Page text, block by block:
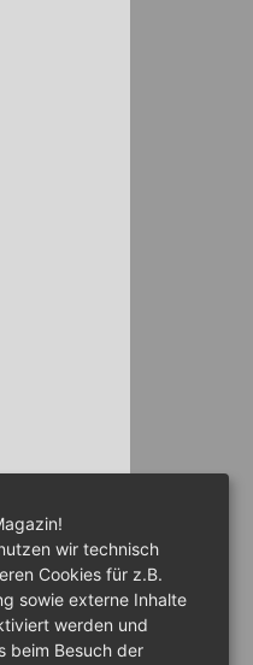
wir technisch
Cookies für z.B.
sowie externe Inhalte
werden und
beim Besuch der